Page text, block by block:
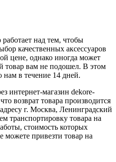
над тем, чтобы
качественных аксессуаров
цене, однако иногда может
товар вам не подошел. В этом
нам в течение 14 дней.
интернет-магазин dekore-
возврат товара производится
г. Москва, Ленинградский
транспортировку товара на
стоимость которых
можете привезти товар на